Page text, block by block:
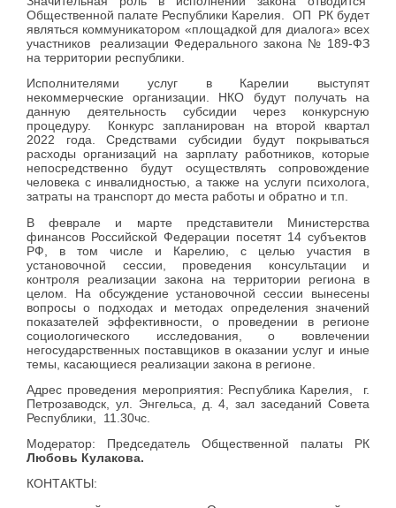
Общественной палате Республики Карелия. ОП РК будет
являться коммуникатором «площадкой для диалога» всех
участников реализации Федерального закона № 189-ФЗ
на территории республики.
Исполнителями услуг в Карелии выступят
некоммерческие организации. НКО будут получать на
данную деятельность субсидии через конкурсную
процедуру. Конкурс запланирован на второй квартал
2022 года. Средствами субсидии будут покрываться
расходы организаций на зарплату работников, которые
непосредственно будут осуществлять сопровождение
человека с инвалидностью, а также на услуги психолога,
затраты на транспорт до места работы и обратно и т.п.
В феврале и марте представители Министерства
финансов Российской Федерации посетят 14 субъектов
РФ, в том числе и Карелию, с целью участия в
установочной сессии, проведения консультации и
контроля реализации закона на территории региона в
целом. На обсуждение установочной сессии вынесены
вопросы о подходах и методах определения значений
показателей эффективности, о проведении в регионе
социологического исследования, о вовлечении
негосударственных поставщиков в оказании услуг и иные
темы, касающиеся реализации закона в регионе.
Адрес проведения мероприятия: Республика Карелия, г.
Петрозаводск, ул. Энгельса, д. 4, зал заседаний Совета
Республики, 11.30чс.
Модератор: Председатель Общественной палаты РК
Любовь Кулакова.
КОНТАКТЫ: